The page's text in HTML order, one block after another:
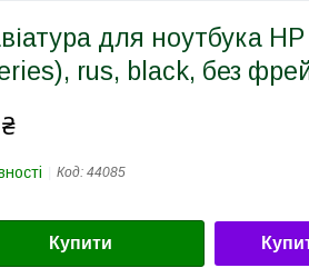
для ноутбука
rus, black, без
Код: 44085
Купити